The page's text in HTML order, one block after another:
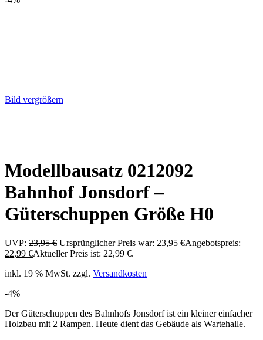
Bild vergrößern
Modellbausatz 0212092
Bahnhof Jonsdorf –
Güterschuppen Größe H0
UVP: 23,95€ Ursprünglicher Preis war: 23,95 €Angebotspreis:
22,99 €Aktueller Preis ist: 22,99 €.
inkl. 19 % MwSt. zzgl. Versandkosten
-4%
Der Güterschuppen des Bahnhofs Jonsdorf ist ein kleiner einfacher
Holzbau mit 2 Rampen. Heute dient das Gebäude als Wartehalle.